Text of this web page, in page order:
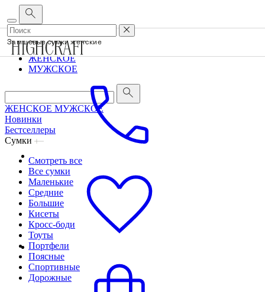
Корпоративным клиентам • О бренде
ЖЕНСКОЕ
МУЖСКОЕ
ЖЕНСКОЕ МУЖСКОЕ
Новинки
Бестселлеры
Сумки
Смотреть все
Все сумки
Маленькие
Средние
Большие
Кисеты
Кросс-боди
Тоуты
Портфели
Поясные
Спортивные
Дорожные
Замшевые сумки женские